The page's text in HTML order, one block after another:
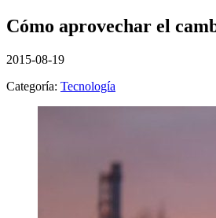
Cómo aprovechar el
2015-08-19
Categoría: Tecnología